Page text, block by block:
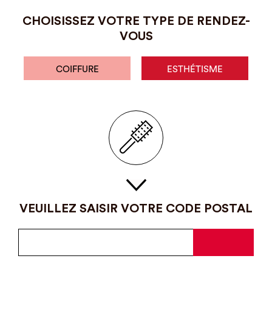
CHOISISSEZ VOTRE TYPE DE RENDEZ-
VOUS
COIFFURE ESTHÉTISME
VEUILLEZ SAISIR VOTRE CODE POSTAL